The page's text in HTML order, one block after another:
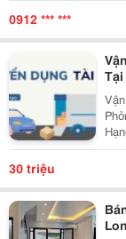
0912 *** ***
Thu
30 triệu